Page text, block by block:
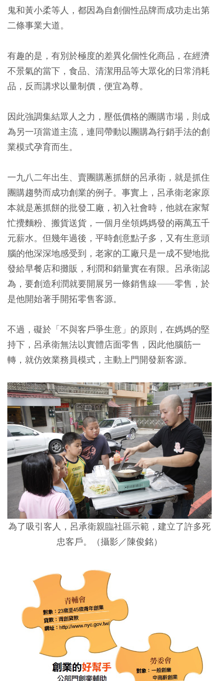
鬼和黃小柔等人，都因為自創個性品牌而成功走出第
二條事業大道。
有趣的是，有別於極度的差異化個性化商品，在經濟
不景氣的當下，食品、清潔用品等大眾化的日常消耗
品，反而講求以量制價，便宜為尊。
因此強調集結眾人之力，壓低價格的團購市場，則成
為另一項當道主流，連同帶動以團購為行銷手法的創
業模式孕育而生。
一九八二年出生、賣團購蔥抓餅的呂承衛，就是抓住
團購趨勢而成功創業的例子。事實上，呂承衛老家原
本就是蔥抓餅的批發工廠，初入社會時，他就在家幫
忙攪麵粉、搬貨送貨，一個月坐領媽媽發的兩萬五千
元薪水。但幾年過後，平時創意點子多，又有生意頭
腦的他深深地感受到，老家的工廠只是一成不變地批
發給早餐店和攤販，利潤和銷量實在有限。呂承衛認
為，要創造利潤就要開展另一條銷售線——零售，於
是他開始著手開拓零售客源。
不過，礙於「不與客戶爭生意」的原則，在媽媽的堅
持下，呂承衛無法以實體店面零售，因此他腦筋一
轉，就仿效業務員模式，主動上門開發新客源。
為了吸引客人，呂承衛親臨社區示範，建立了許多死
忠客戶。（攝影／陳俊銘）